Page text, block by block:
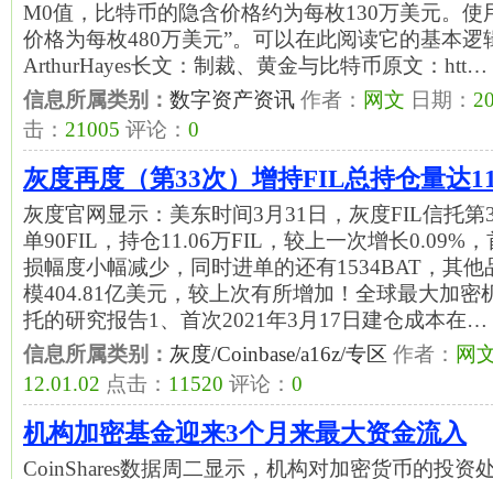
M0值，比特币的隐含价格约为每枚130万美元。使
价格为每枚480万美元”。可以在此阅读它的基本
ArthurHayes长文：制裁、黄金与比特币原文：htt…
信息所属类别： 数字资产资讯 作者： 网文 日期：
击： 21005 评论： 0
灰度再度（第33次）增持FIL总持仓量达
灰度官网显示：美东时间3月31日，灰度FIL信托第
单90FIL，持仓11.06万FIL，较上一次增长0.09%
损幅度小幅减少，同时进单的还有1534BAT，其
模404.81亿美元，较上次有所增加！全球最大加密
托的研究报告1、首次2021年3月17日建仓成本在…
信息所属类别： 灰度/Coinbase/a16z/专区 作者： 网
12.01.02 点击： 11520 评论： 0
机构加密基金迎来3个月来最大资金流入
CoinShares数据周二显示，机构对加密货币的投资